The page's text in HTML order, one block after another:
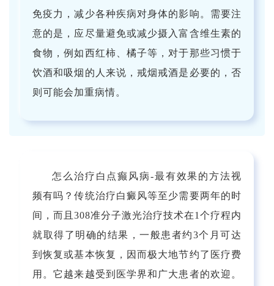
免疫力，减少各种疾病对身体的影响。需要注
意的是，应尽量避免或减少摄入富含维生素的
食物，例如西红柿、橘子等，对于那些习惯于
饮酒和吸烟的人来说，戒烟戒酒是必要的，否
则可能会加重病情。
怎么治疗白点癫风病-最有效果的方法视
频有吗？传统治疗白癜风等至少需要两年的时
间，而且308准分子激光治疗技术在1个疗程内
就取得了明确的结果，一般患者约3个月可达
到恢复或基本恢复，因而极大地节约了医疗费
用。它越来越受到医学界和广大患者的欢迎。